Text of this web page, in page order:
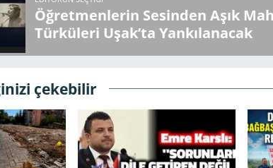
Öğretmenlerin Sesinden Aşık
Türküleri Uşak’ta Yankılanacak
çekebilir